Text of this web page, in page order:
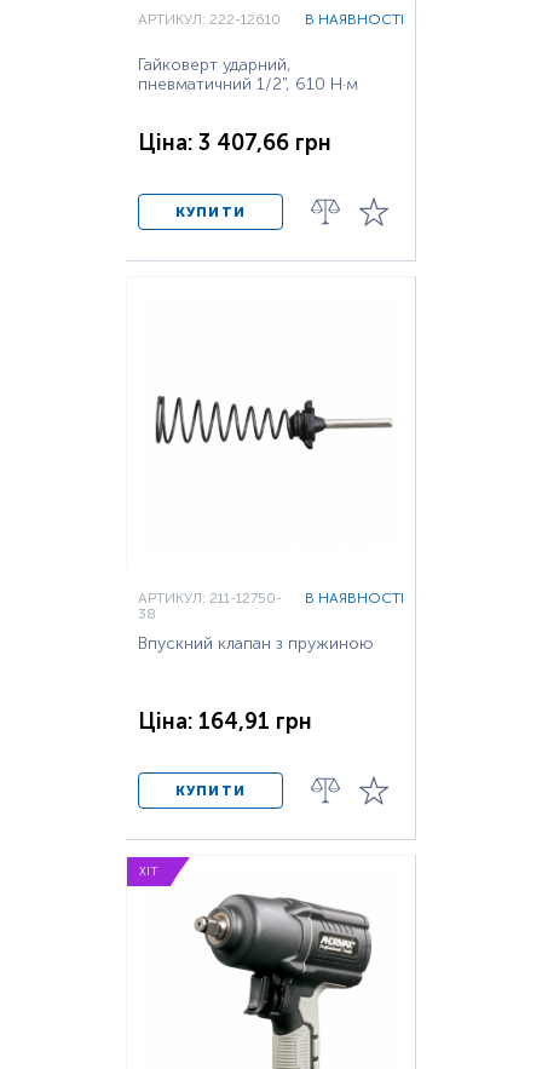
АРТИКУЛ: 222-12610 В НАЯВНОСТІ
Гайковерт ударний,
пневматичний 1/2", 610 Н·м
Ціна: 3 407,66 грн
КУПИТИ
АРТИКУЛ: 211-12750-
38
В НАЯВНОСТІ
Впускний клапан з пружиною
Ціна: 164,91 грн
КУПИТИ
ХІТ